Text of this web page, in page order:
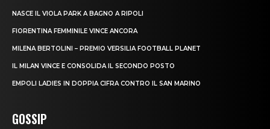
NASCE IL VIOLA PARK A BAGNO A RIPOLI
FIORENTINA FEMMINILE VINCE ANCORA
MILENA BERTOLINI – PREMIO VERSILIA FOOTBALL PLANET
IL MILAN VINCE E CONSOLIDA IL SECONDO POSTO
EMPOLI LADIES IN DOPPIA CIFRA CONTRO IL SAN MARINO
GOSSIP